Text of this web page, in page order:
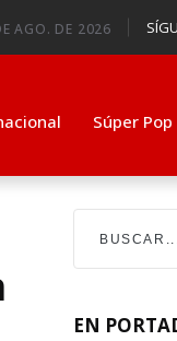
AGO. DE 2026
Súper Pop
EN